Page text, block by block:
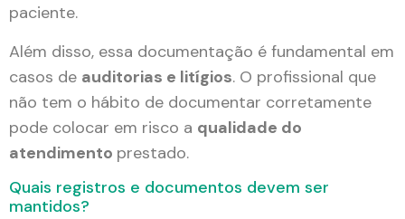
paciente.
Além disso, essa documentação é fundamental em
casos de auditorias e litígios. O profissional que
não tem o hábito de documentar corretamente
pode colocar em risco a qualidade do
atendimento prestado.
Quais registros e documentos devem ser
mantidos?